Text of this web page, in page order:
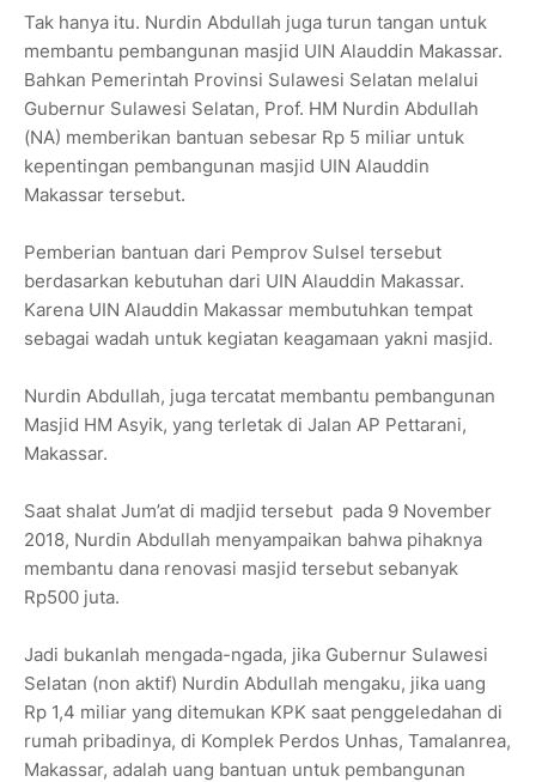
Tak hanya itu. Nurdin Abdullah juga turun tangan untuk
membantu pembangunan masjid UIN Alauddin Makassar.
Bahkan Pemerintah Provinsi Sulawesi Selatan melalui
Gubernur Sulawesi Selatan, Prof. HM Nurdin Abdullah
(NA) memberikan bantuan sebesar Rp 5 miliar untuk
kepentingan pembangunan masjid UIN Alauddin
Makassar tersebut.
Pemberian bantuan dari Pemprov Sulsel tersebut
berdasarkan kebutuhan dari UIN Alauddin Makassar.
Karena UIN Alauddin Makassar membutuhkan tempat
sebagai wadah untuk kegiatan keagamaan yakni masjid.
Nurdin Abdullah, juga tercatat membantu pembangunan
Masjid HM Asyik, yang terletak di Jalan AP Pettarani,
Makassar.
Saat shalat Jum’at di madjid tersebut pada 9 November
2018, Nurdin Abdullah menyampaikan bahwa pihaknya
membantu dana renovasi masjid tersebut sebanyak
Rp500 juta.
Jadi bukanlah mengada-ngada, jika Gubernur Sulawesi
Selatan (non aktif) Nurdin Abdullah mengaku, jika uang
Rp 1,4 miliar yang ditemukan KPK saat penggeledahan di
rumah pribadinya, di Komplek Perdos Unhas, Tamalanrea,
Makassar, adalah uang bantuan untuk pembangunan